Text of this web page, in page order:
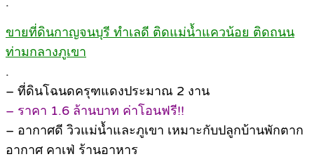
ขายที่ดินกาญจนบุรี ทำเลดี ติดแม่น้ำแควน้อย ติดถนน
ท่ามกลางภูเขา
.
– ที่ดินโฉนดครุฑแดงประมาณ 2 งาน
– ราคา 1.6 ล้านบาท ค่าโอนฟรี!!
– อากาศดี วิวแม่น้ำและภูเขา เหมาะกับปลูกบ้านพักตาก
อากาศ คาเฟ่ ร้านอาหาร